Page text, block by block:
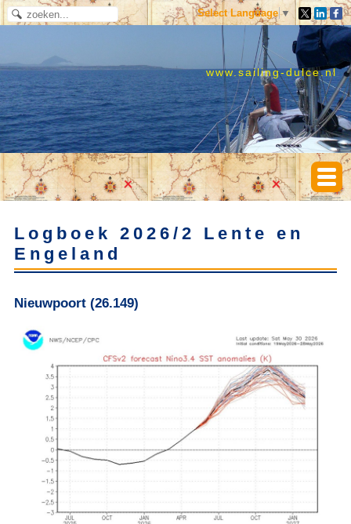
Select Language ▼
www.sailing-dulce.nl
Logboek 2026/2 Lente en
Engeland
Nieuwpoort (26.149)